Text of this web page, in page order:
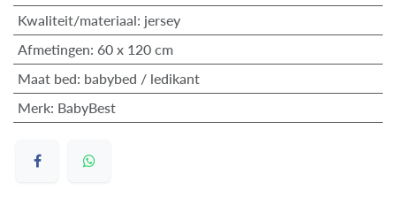
Kwaliteit/materiaal: jersey
Afmetingen: 60 x 120 cm
Maat bed: babybed / ledikant
Merk: BabyBest